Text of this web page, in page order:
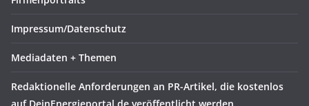
Impressum/Datenschutz
Mediadaten + Themen
Redaktionelle Anforderungen an PR-Artikel, die kostenlos